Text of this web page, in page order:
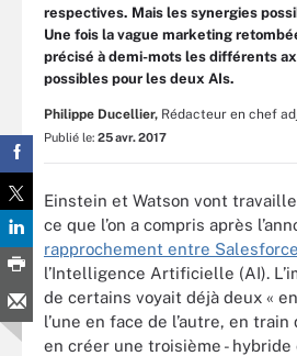
respectives. Mais les synergies
Une fois la vague marketing
précisé à demi-mots les différents
possibles pour les deux AIs.
Philippe Ducellier, Rédacteur en chef
Publié le: 25 avr. 2017
Einstein et Watson vont
ce que l’on a compris après
rapprochement entre
l’Intelligence Artificielle (AI).
de certains voyait déjà deux «
l’une en face de l’autre, en
en créer une troisième - hybride